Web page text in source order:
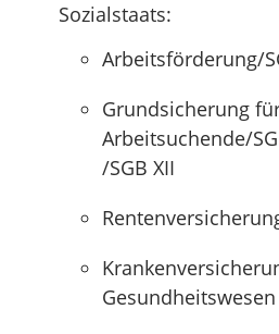
Sozialstaats:
Arbeitsförderung/
Grundsicherung
Arbeitsuchende/
/SGB XII
Gesundheitswesen